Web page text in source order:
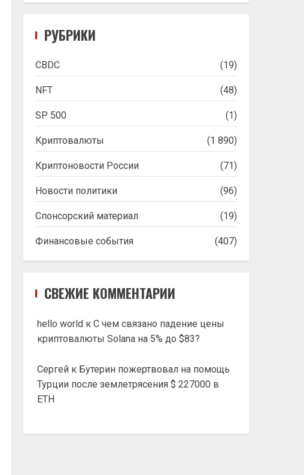
РУБРИКИ
CBDC (19)
NFT (48)
SP 500 (1)
Криптовалюты (1 890)
Криптоновости России (71)
Новости политики (96)
Спонсорский материал (19)
Финансовые события (407)
СВЕЖИЕ КОММЕНТАРИИ
hello world кС чем связано падение цены
криптовалюты Solana на 5% до $83?
Сергей к Бутерин пожертвовал на помощь
Турции после землетрясения $ 227000 в
ETH